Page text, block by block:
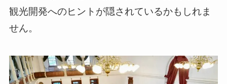
観光開発へのヒントが隠されているかもしれま
せん。